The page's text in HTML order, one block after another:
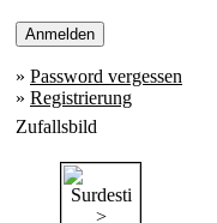
» Password vergessen
» Registrierung
Zufallsbild